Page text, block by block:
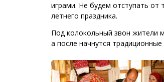
играми. Не будем отступать
летнего праздника.
Под колокольный звон жители
а после начнутся